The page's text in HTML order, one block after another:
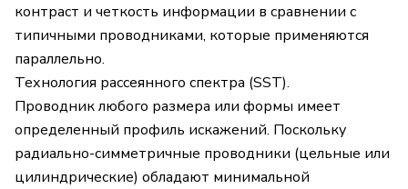
контраст и четкость информации в сравнении с
типичными проводниками, которые применяются
параллельно.
Технология рассеянного спектра (SST).
Проводник любого размера или формы имеет
определенный профиль искажений. Поскольку
радиально-симметричные проводники (цельные или
цилиндрические) обладают минимальной